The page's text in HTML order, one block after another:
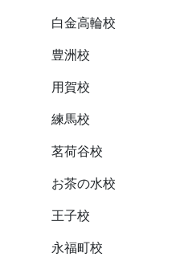
白金高輪校
豊洲校
用賀校
練馬校
茗荷谷校
お茶の水校
王子校
永福町校